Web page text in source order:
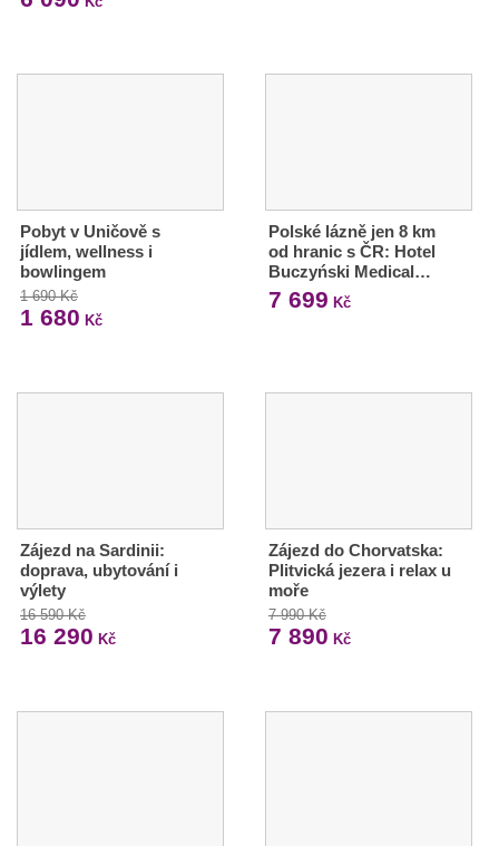
Pobyt v Uničově s
jídlem, wellness i
bowlingem
1 690 Kč
1 680 Kč
Polské lázně jen 8 km
od hranic s ČR: Hotel
Buczyński Medical…
7 699 Kč
Zájezd na Sardinii:
doprava, ubytování i
výlety
16 590 Kč
16 290 Kč
Zájezd do Chorvatska:
Plitvická jezera i relax u
moře
7 990 Kč
7 890 Kč